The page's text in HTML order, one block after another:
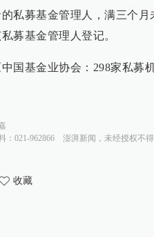
私募基金管理人，满三个
募基金管理人登记。
中国基金业协会：298家私募
：021-962866
澎湃新闻，未经授权不
收藏